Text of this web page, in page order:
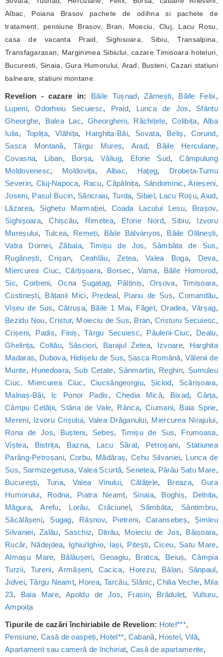
Albac, Poiana Brasov pachete de odihna si pachete de
tratament, pensiune Brasov, Bran, Moeciu, Cluj, Lacu Rosu,
casa de vacanta Praid, Sighisoara, Sibiu, Transalpina,
Transfagarasan, Marginimea Sibiului, cazare Timisoara hoteluri,
Bucuresti, Sinaia, Gura Humorului, Arad, Busteni, Cazari statiuni
balneare, statiuni montane.
Revelion - cazare in: Băile Tușnad,Zărnești, Băile Felix,
Lupeni,Odorheiu Secuiesc, Praid, Lunca de Jos, Sfântu
Gheorghe, Balea Lac,Gheorgheni, Răchițele,Colibița, Alba
Iulia, Toplița,Vlăhița, Harghita-Băi, Sovata, Beliș, Corund,
Sasca Montană,Târgu Mureș, Arad, Băile Herculane,
Covasna, Liban, Borșa,Văliug, Eforie Sud,Câmpulung
Moldovenesc, Moldovița, Albac, Hațeg, Drobeta-Turnu
Severin, Cluj-Napoca, Racu,Căpâlnița, Sândominic,Arieșeni,
Joseni, Pasul Bucin, Sâncraiu, Turda, Sibiel, Lacu Roșu,Aiud,
Lăzarea, Sighetu Marmației,Coada Lacului Lesu, Brașov,
Sighișoara,Chișcău, Rimetea, Eforie Nord, Sibiu, Izvoru
Mureșului, Tulcea, Remeți, Băile Bálványos, Băile Olănești,
Vatra Dornei,Zăbala, Timișu de Jos, Sâmbăta de Sus,
Rugănești,Crișan, Ceahlău,Zetea,Valea Boga, Deva,
Miercurea Ciuc,Cârțișoara, Borsec, Vama, Băile Homorod,
Sic,Corbeni, Ocna Șugatag, Păltiniș, Orșova, Timișoara,
Costinești, Bățanii Mici, Predeal, Pianu de Sus,Comandău,
Vișeu de Sus, Cătrușa, Băile 1 Mai, Făget, Oradea, Vărșag,
Bezidu Nou,Cristur, Moieciu de Sus, Bran, Cristuru Secuiesc,
Crișeni, Padis, Finiș,Târgu Secuiesc, Păuleni-Ciuc, Dealu,
Ghelința,Coltău, Săsciori, Barajul Zetea, Izvoare, Harghita
Madaras, Dubova, Hidișelu de Sus, Sasca Română, Vălenii de
Munte, Hunedoara, Sub Cetate, Sânmartin, Reghin, Șumuleu
Ciuc, Miercurea Ciuc, Ciucsângeorgiu, Șiclod, Scărișoara,
Malnaș-Băi, Ic Ponor Padis,Chedia Mică, Bixad,Cârța,
Câmpu Cetății, Stâna de Vale, Rânca,Ciumani, Baia Sprie,
Mereni, Izvoru Crișului, Valea Drăganului, Miercurea Nirajului,
Rona de Jos, Bușteni, Sebeș, Timișu de Sus, Frumoasa,
Viștea, Bistrița, Bazna, Lacu Sărat, Petroșani, Statiunea
Parâng-Petroșani, Corbu, Mădăraș, Cehu Silvaniei, Lunca de
Sus, Sarmizegetusa,Valea Scurtă, Senetea, Pârâu Satu Mare,
București, Turia, Valea Vinului, Călățele, Breaza, Gura
Humorului, Rodna, Piatra Neamț, Sinaia, Boghiș, Delnița,
Măgura,Arefu, Lorău,Crăciunel, Sâmbăta, Sântimbru,
Săcălășeni, Șugag, Râșnov, Pietreni, Caransebeș, Șimleu
Silvaniei,Zalău, Saschiz, Ditrău, Moieciu de Jos, Băișoara,
Rucăr, Nădejdea, Ighiu/Ighìo, Iași, Pitești,Ciceu, Satu Mare,
Almașu Mare, Bălăușeri, Geoagiu, Bratca, Beiuș,Câmpia
Turzii, Tureni,Armășeni, Cacica, Horezu, Bălan, Sânpaul,
Jidvei,Târgu Neamț, Horea,Tarcău, Slănic,Chilia Veche, Mila
23, Baia Mare,Apoldu de Jos, Frasin, Brăduleț, Vulturu,
Ampoița
Tipurile de cazări închiriabile de Revelion: Hotel***,
Pensiune,Casă de oaspeți, Hotel**, Cabană, Hostel, Vilă,
Apartament sau cameră de închiriat, Casă de apartamente,